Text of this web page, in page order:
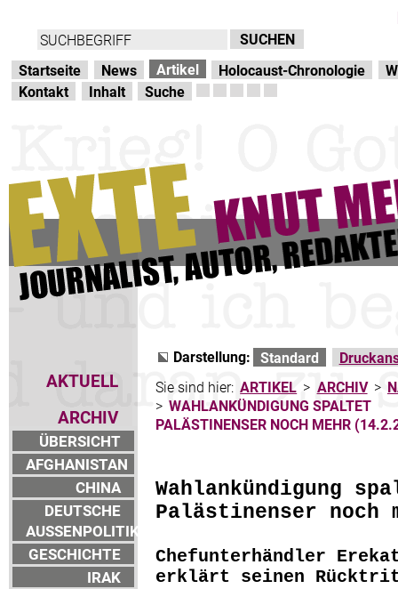
Startseite News Artikel Holocaust-Chronologie
Kontakt
Inhalt Suche
AKTUELL
ARCHIV
ÜBERSICHT
AFGHANISTAN
CHINA
DEUTSCHE
AUSSENPOLITIK
GESCHICHTE
IRAK
Darstellung: Standard
Sie sind hier: ARTIKEL > ARCHIV >
> WAHLANKÜNDIGUNG SPALTET
PALÄSTINENSER NOCH MEHR
Wahlankündigung
Palästinenser noch
Chefunterhändler
erklärt seinen